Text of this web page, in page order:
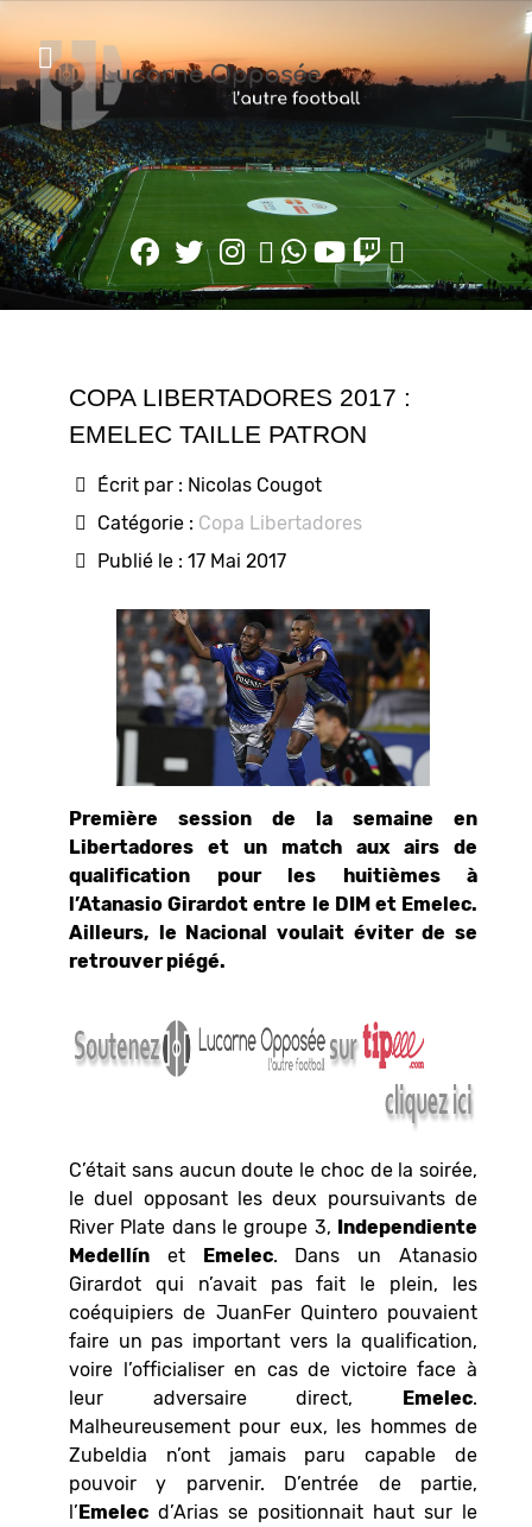
COPA LIBERTADORES 2017 :
EMELEC TAILLE PATRON
Écrit par : Nicolas Cougot
Catégorie : Copa Libertadores
Publié le : 17 Mai 2017
Première session de la semaine en
Libertadores et un match aux airs de
qualification pour les huitièmes à
l’Atanasio Girardot entre le DIM et Emelec.
Ailleurs, le Nacional voulait éviter de se
retrouver piégé.
C’était sans aucun doute le choc de la soirée,
le duel opposant les deux poursuivants de
River Plate dans le groupe 3, Independiente
Medellín et Emelec. Dans un Atanasio
Girardot qui n’avait pas fait le plein, les
coéquipiers de JuanFer Quintero pouvaient
faire un pas important vers la qualification,
voire l’officialiser en cas de victoire face à
leur adversaire direct, Emelec.
Malheureusement pour eux, les hommes de
Zubeldia n’ont jamais paru capable de
pouvoir y parvenir. D’entrée de partie,
l’Emelec d’Arias se positionnait haut sur le